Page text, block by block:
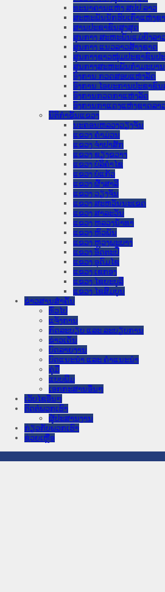
ທະນາຄານແຫ່ງ ສປປ ລາວ
ສະຫະພັນນັກຮົບເກົ່າແຫ່ງຊ
ສານປະຊາຊົນສູງສຸດ
ສູນກາງ ສະຫະພັນແມ່ຍິງລາ
ສູນກາງ ແນວລາວສ້າງຊາດ
ສູນກາງຊາວໜຸ່ມປະຊາຊົນປ
ສູນກາງສະຫະພັນກຳມະບາ
ອົງການ ກວດສອບແຫ່ງລັດ
ອົງການ ໄອຍະການປະຊາຊົນ
ອົງການກວດກາແຫ່ງລັດ
ອົງການກາແດງແຫ່ງຊາດລາ
ນິຕິກໍາຂັ້ນແຂວງ
ນະ​ຄອນ​ຫລວງວຽງຈັນ
ແຂວງ ຄໍາມ່ວນ
ແຂວງ ຈໍາປາສັກ
ແຂວງ ຊຽງຂວາງ
ແຂວງ ບໍລິຄໍາໄຊ
ແຂວງ ບໍ່ແກ້ວ
ແຂວງ ຜົ້ງສາລີ
ແຂວງ ວຽງຈັນ
ແຂວງ ສະຫວັນນະເຂດ
ແຂວງ ສາລະວັນ
ແຂວງ ຫລວງນໍ້າທາ
ແຂວງ ຫົວພັນ
ແຂວງ ຫຼວງພະບາງ
ແຂວງ ອັດຕະປື
ແຂວງ ອຸດົມໄຊ
ແຂວງ ເຊກອງ
ແຂວງ ໄຊຍະບູລີ
ແຂວງ ໄຊສົມບູນ
ຂ່າວສານສໍາຄັນ
​ທົ່ວ​ໄປ
ແຈ້ງການ
ກົດລະບຽບ ແລະ ລະບຽບການ
ຂ່າວເດັ່ນ
ບົດລາຍງານ
ບົດແນະນໍາ ແລະ ຄໍາແນະນໍາ
ຄູ່ມື
ແບບພີມ
ເອກກະສານອື່ນໆ
ເວັບໄຊອື່ນໆ
ຕິດຕໍ່ພວກເຮົາ
ຜູ້ປະສານງານ
ກ່ຽວກັບພວກເຮົາ
ຊ່ວຍເຫຼືອ